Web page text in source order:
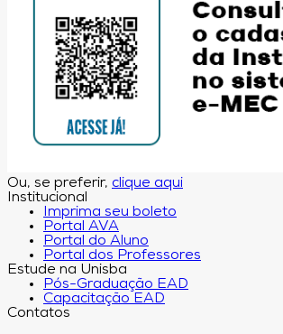
Ou, se preferir, clique aqui
Institucional
Imprima seu boleto
Portal AVA
Portal do Aluno
Portal dos Professores
Estude na Unisba
Pós-Graduação EAD
Capacitação EAD
Contatos